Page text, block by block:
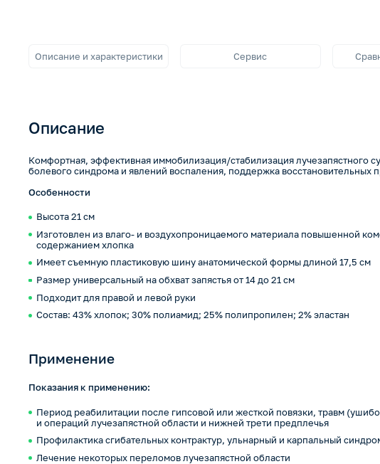
Описание и характеристики Сервис
Описание
Комфортная, эффективная иммобилизация/стабилизация лучезапястного
болевого синдрома и явлений воспаления, поддержка восстановительных
Особенности
Высота 21 см
Изготовлен из влаго- и воздухопроницаемого материала повышенной
содержанием хлопка
Имеет съемную пластиковую шину анатомической формы длиной 17,5 см
Размер универсальный на обхват запястья от 14 до 21 см
Подходит для правой и левой руки
Состав: 43% хлопок; 30% полиамид; 25% полипропилен; 2% эластан
Применение
Показания к применению:
Период реабилитации после гипсовой или жесткой повязки, травм
и операций лучезапястной области и нижней трети предплечья
Профилактика сгибательных контрактур, ульнарный и карпальный
Лечение некоторых переломов лучезапястной области